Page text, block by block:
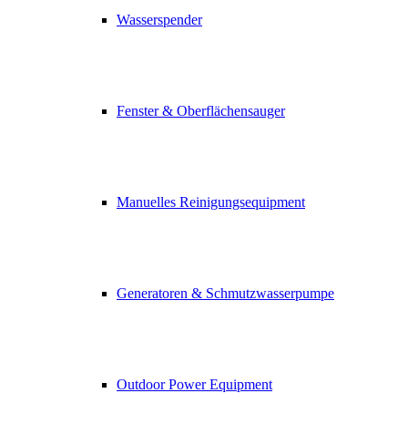
Wasserspender
Fenster & Oberflächensauger
Manuelles Reinigungsequipment
Generatoren & Schmutzwasserpumpe
Outdoor Power Equipment